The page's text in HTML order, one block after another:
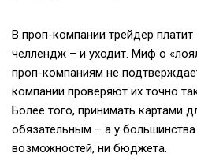
В проп-компании трейдер платит
челлендж – и уходит. Миф о
проп-компаниям не
компании проверяют их точно
Более того, принимать картами
обязательным – а у большинства
возможностей, ни бюджета.